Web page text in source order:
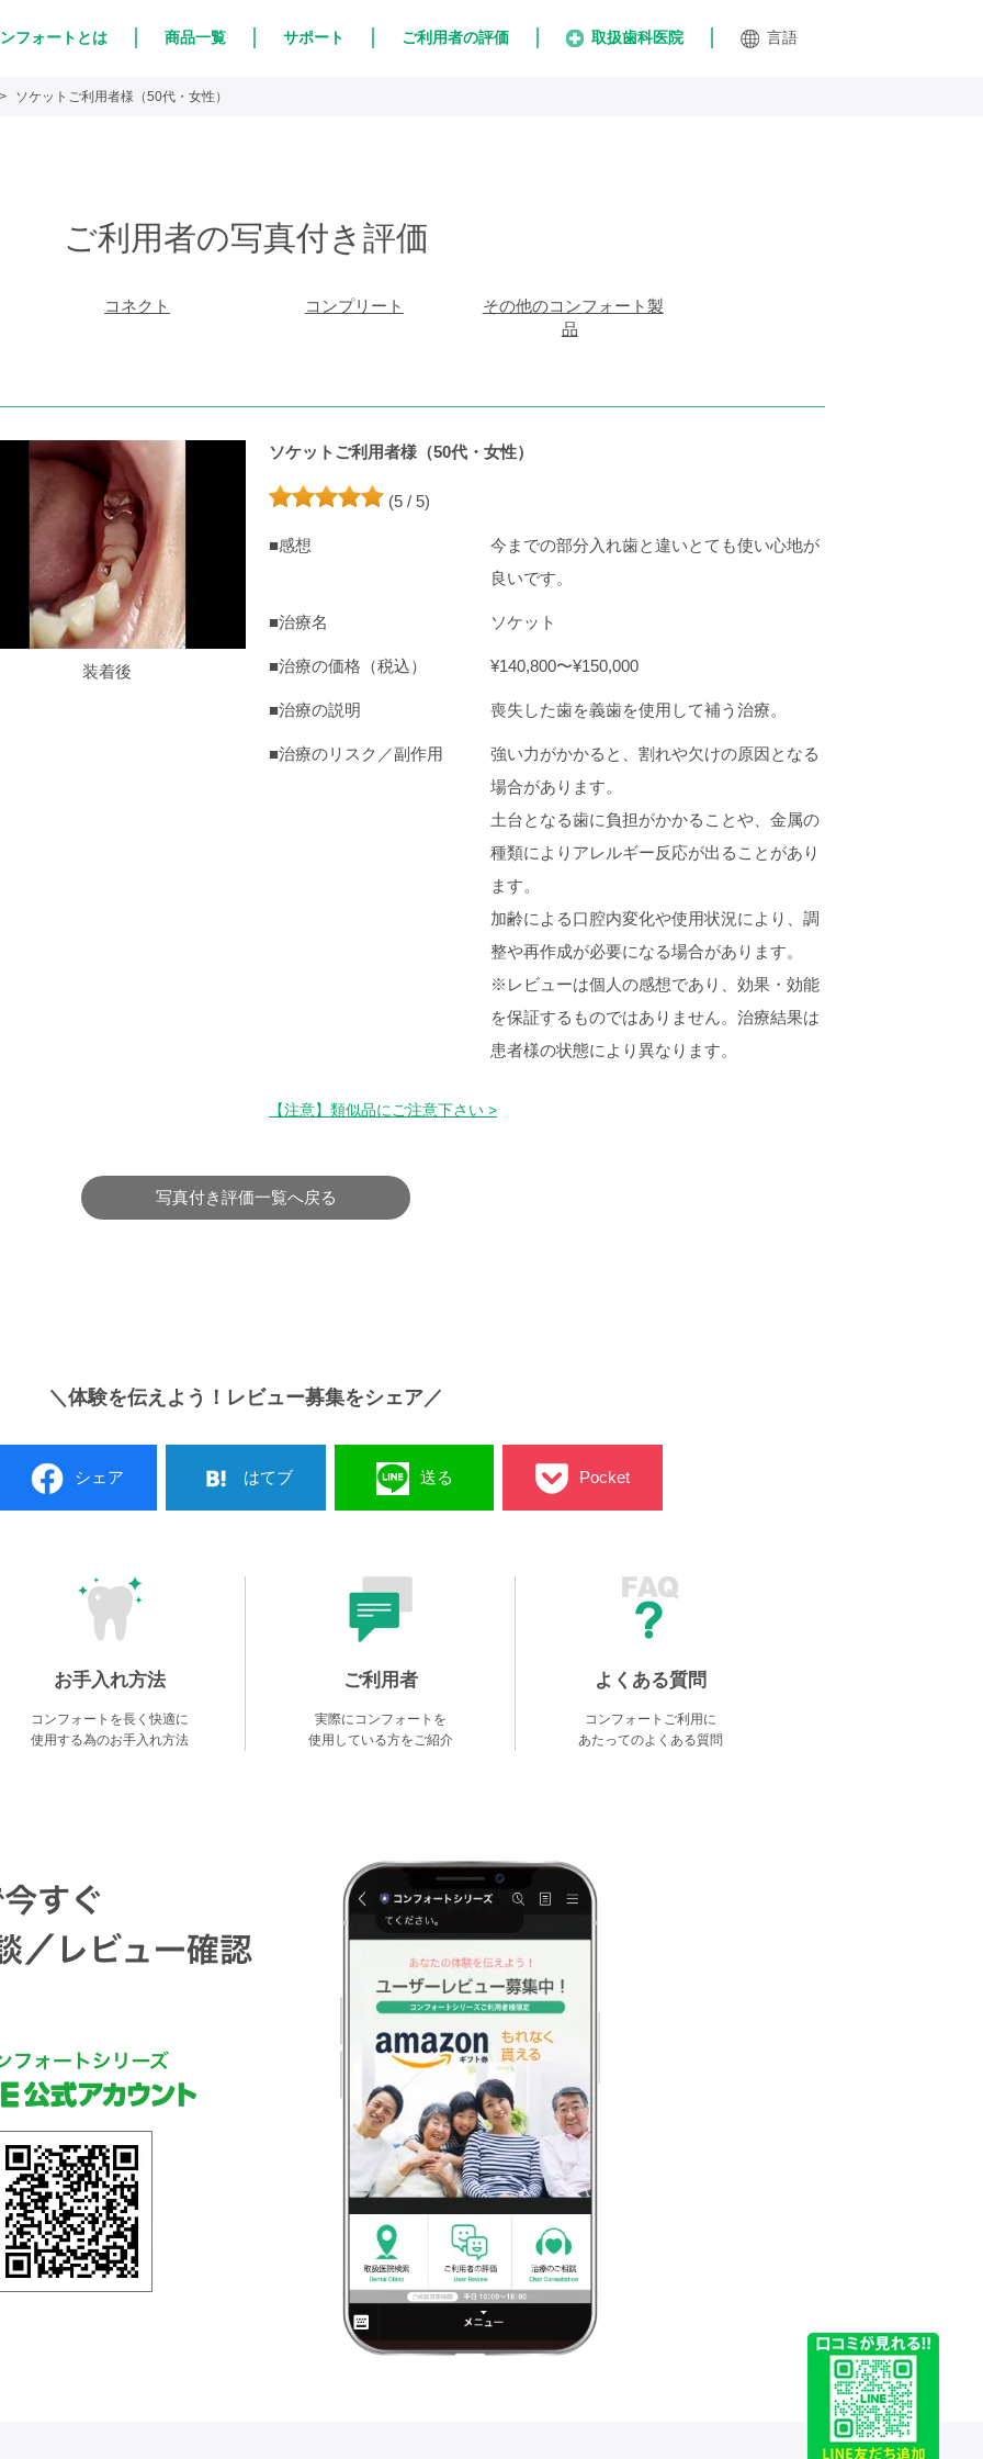
フォートとは 商品一覧 サポート ご利用者の評価 取扱歯科医院 言語
ソケットご利用者様（50代・女性）
ご利用者の写真付き評価
コネクト コンプリート
その他のコンフォート製
品
装着後
ソケットご利用者様（50代・女性）
(5 / 5)
■感想
今までの部分入れ歯と違いとても使い心地が
良いです。
■治療名 ソケット
■治療の価格（税込） ¥140,800〜¥150,000
■治療の説明 喪失した歯を義歯を使用して補う治療。
■治療のリスク／副作用
強い力がかかると、割れや欠けの原因となる
場合があります。
土台となる歯に負担がかかることや、金属の
種類によりアレルギー反応が出ることがあり
ます。
加齢による口腔内変化や使用状況により、調
整や再作成が必要になる場合があります。
※レビューは個人の感想であり、効果・効能
を保証するものではありません。治療結果は
患者様の状態により異なります。
【注意】類似品にご注意下さい >
写真付き評価一覧へ戻る
＼体験を伝えよう！レビュー募集をシェア／
シェア はてブ 送る Pocket
お手入れ方法
コンフォートを長く快適に
使用する為のお手入れ方法
ご利用者
実際にコンフォートを
使用している方をご紹介
よくある質問
コンフォートご利用に
あたってのよくある質問